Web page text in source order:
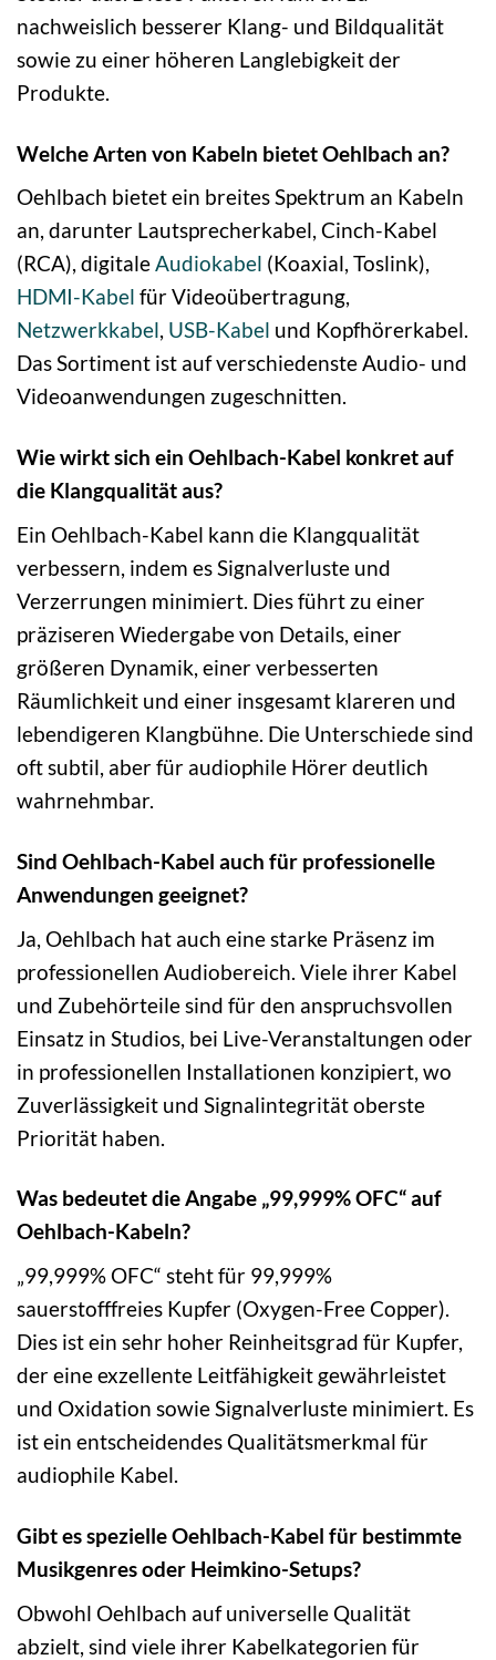
nachweislich besserer Klang- und Bildqualität
sowie zu einer höheren Langlebigkeit der
Produkte.
Welche Arten von Kabeln bietet Oehlbach an?
Oehlbach bietet ein breites Spektrum an Kabeln
an, darunter Lautsprecherkabel, Cinch-Kabel
(RCA), digitaleAudiokabel (Koaxial, Toslink),
HDMI-Kabel für Videoübertragung,
Netzwerkkabel, USB-Kabel und Kopfhörerkabel.
Das Sortiment ist auf verschiedenste Audio- und
Videoanwendungen zugeschnitten.
Wie wirkt sich ein Oehlbach-Kabel konkret auf
die Klangqualität aus?
Ein Oehlbach-Kabel kann die Klangqualität
verbessern, indem es Signalverluste und
Verzerrungen minimiert. Dies führt zu einer
präziseren Wiedergabe von Details, einer
größeren Dynamik, einer verbesserten
Räumlichkeit und einer insgesamt klareren und
lebendigeren Klangbühne. Die Unterschiede sind
oft subtil, aber für audiophile Hörer deutlich
wahrnehmbar.
Sind Oehlbach-Kabel auch für professionelle
Anwendungen geeignet?
Ja, Oehlbach hat auch eine starke Präsenz im
professionellen Audiobereich. Viele ihrer Kabel
und Zubehörteile sind für den anspruchsvollen
Einsatz in Studios, bei Live-Veranstaltungen oder
in professionellen Installationen konzipiert, wo
Zuverlässigkeit und Signalintegrität oberste
Priorität haben.
Was bedeutet die Angabe „99,999% OFC“ auf
Oehlbach-Kabeln?
„99,999% OFC“ steht für 99,999%
sauerstofffreies Kupfer (Oxygen-Free Copper).
Dies ist ein sehr hoher Reinheitsgrad für Kupfer,
der eine exzellente Leitfähigkeit gewährleistet
und Oxidation sowie Signalverluste minimiert. Es
ist ein entscheidendes Qualitätsmerkmal für
audiophile Kabel.
Gibt es spezielle Oehlbach-Kabel für bestimmte
Musikgenres oder Heimkino-Setups?
Obwohl Oehlbach auf universelle Qualität
abzielt, sind viele ihrer Kabelkategorien für